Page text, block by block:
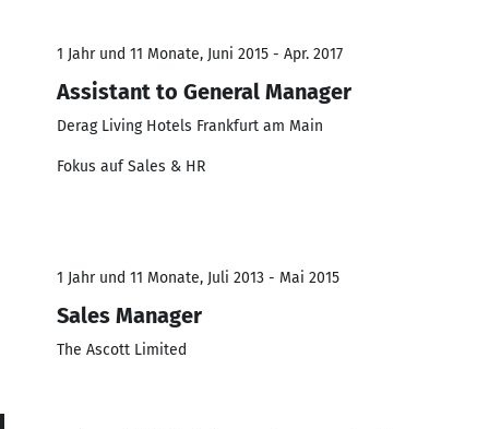
1 Jahr und 11 Monate, Juni 2015 - Apr. 2017
Assistant to General Manager
Derag Living Hotels Frankfurt am Main
Fokus auf Sales & HR
1 Jahr und 11 Monate, Juli 2013 - Mai 2015
Sales Manager
The Ascott Limited